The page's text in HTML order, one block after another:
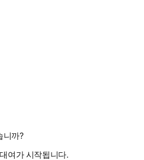
니까?
여가 시작됩니다.